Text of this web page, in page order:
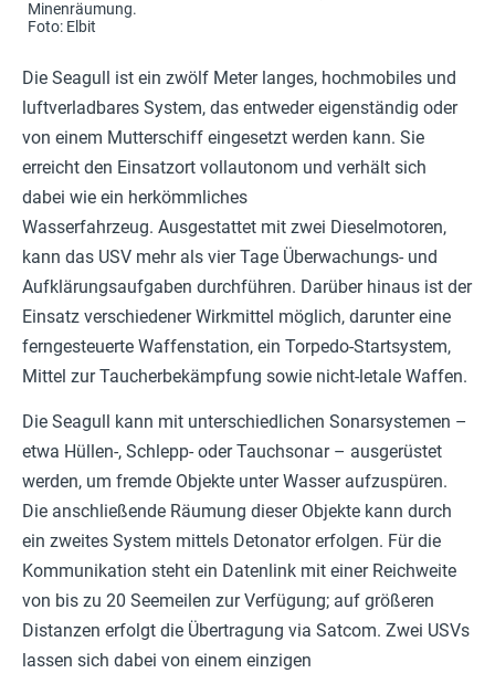
Minenräumung.
Foto: Elbit
Die Seagull ist ein zwölf Meter langes, hochmobiles und
luftverladbares System, das entweder eigenständig oder
von einem Mutterschiff eingesetzt werden kann. Sie
erreicht den Einsatzort vollautonom und verhält sich
dabei wie ein herkömmliches
Wasserfahrzeug. Ausgestattet mit zwei Dieselmotoren,
kann das USV mehr als vier Tage Überwachungs- und
Aufklärungsaufgaben durchführen. Darüber hinaus ist der
Einsatz verschiedener Wirkmittel möglich, darunter eine
ferngesteuerte Waffenstation, ein Torpedo-Startsystem,
Mittel zur Taucherbekämpfung sowie nicht-letale Waffen.
Die Seagull kann mit unterschiedlichen Sonarsystemen –
etwa Hüllen-, Schlepp- oder Tauchsonar – ausgerüstet
werden, um fremde Objekte unter Wasser aufzuspüren.
Die anschließende Räumung dieser Objekte kann durch
ein zweites System mittels Detonator erfolgen. Für die
Kommunikation steht ein Datenlink mit einer Reichweite
von bis zu 20 Seemeilen zur Verfügung; auf größeren
Distanzen erfolgt die Übertragung via Satcom. Zwei USVs
lassen sich dabei von einem einzigen